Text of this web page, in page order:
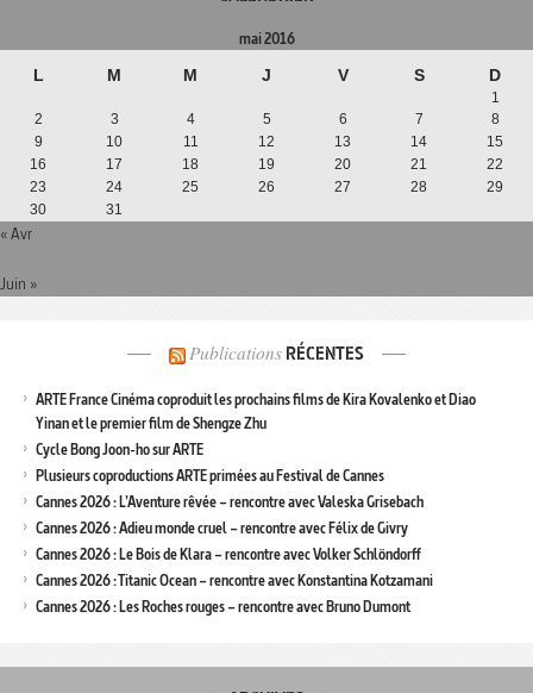
mai 2016
L M M J V S D
1
2
3 4 5 6 7
8
9
10 11 12 13 14
15
16
17 18 19 20 21
22
23
24 25 26 27 28
29
30
31
« Avr
Juin »
Publications RÉCENTES
ARTE France Cinéma coproduit les prochains films de Kira Kovalenko et Diao
Yinan et le premier film de Shengze Zhu
Cycle Bong Joon-ho sur ARTE
Plusieurs coproductions ARTE primées au Festival de Cannes
Cannes 2026 : L’Aventure rêvée – rencontre avec Valeska Grisebach
Cannes 2026 : Adieu monde cruel – rencontre avec Félix de Givry
Cannes 2026 : Le Bois de Klara – rencontre avec Volker Schlöndorff
Cannes 2026 : Titanic Ocean – rencontre avec Konstantina Kotzamani
Cannes 2026 : Les Roches rouges – rencontre avec Bruno Dumont